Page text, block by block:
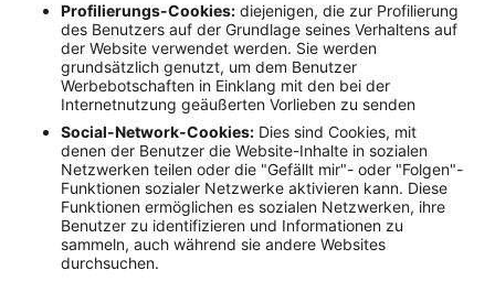
Profilierungs-Cookies: diejenigen, die zur Profilierung
des Benutzers auf der Grundlage seines Verhaltens auf
der Website verwendet werden. Sie werden
grundsätzlich genutzt, um dem Benutzer
Werbebotschaften in Einklang mit den bei der
Internetnutzung geäußerten Vorlieben zu senden
Social-Network-Cookies: Dies sind Cookies, mit
denen der Benutzer die Website-Inhalte in sozialen
Netzwerken teilen oder die "Gefällt mir"- oder "Folgen"-
Funktionen sozialer Netzwerke aktivieren kann. Diese
Funktionen ermöglichen es sozialen Netzwerken, ihre
Benutzer zu identifizieren und Informationen zu
sammeln, auch während sie andere Websites
durchsuchen.